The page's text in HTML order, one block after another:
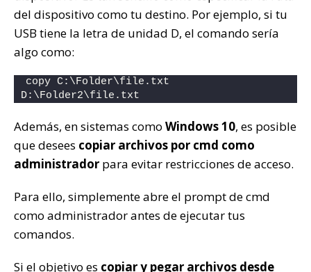
del dispositivo como tu destino. Por ejemplo, si tu
USB tiene la letra de unidad D, el comando sería
algo como:
copy C:\Folder\file.txt
D:\Folder2\file.txt
Además, en sistemas como Windows 10, es posible
que desees copiar archivos por cmd como
administrador para evitar restricciones de acceso.
Para ello, simplemente abre el prompt de cmd
como administrador antes de ejecutar tus
comandos.
Si el objetivo es copiar y pegar archivos desde